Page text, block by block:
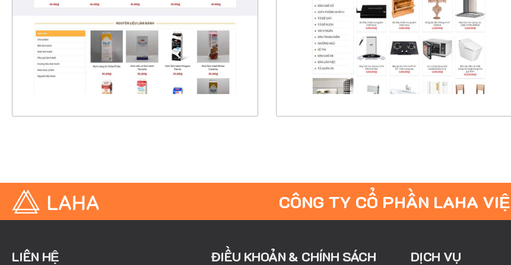
CHI TIẾT
XEM THỰC TẾ
CHI TIẾT
XEM THỰC TẾ
CÔNG TY CỔ PHẦN LAHA
LIÊN HỆ ĐIỀU KHOẢN & CHÍNH SÁCH DỊCH VỤ